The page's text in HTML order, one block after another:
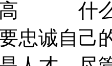
什
忠诚自己